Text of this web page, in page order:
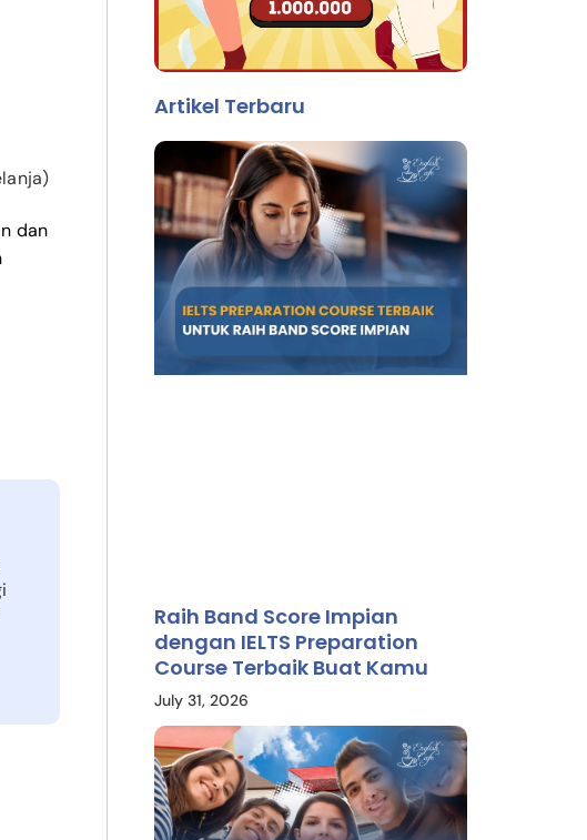
dan
Artikel Terbaru
Raih Band Score Impian
dengan IELTS Preparation
Course Terbaik Buat Kamu
July 31, 2026